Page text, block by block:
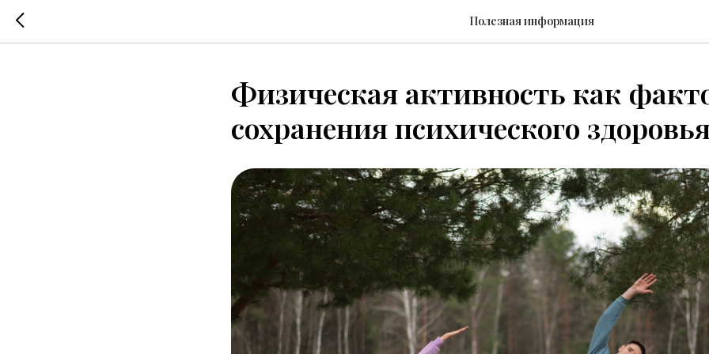
Полезная информация
Физическая активность как
сохранения психического